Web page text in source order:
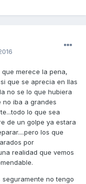
merece la pena,
que se aprecia en llas
no se lo que hubiera
no iba a grandes
lo que sea
de un golpe ya estara
los que
por
realidad que vemos
no tengo